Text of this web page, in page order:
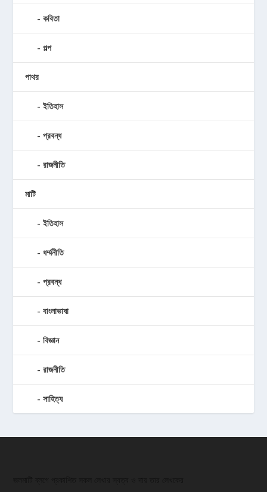
কবিতা
গল্প
পাথর
ইতিহাস
প্রবন্ধ
রাজনীতি
মাটি
ইতিহাস
ধর্ম্মনীতি
প্রবন্ধ
বাংলাভাষা
বিজ্ঞান
রাজনীতি
সাহিত্য